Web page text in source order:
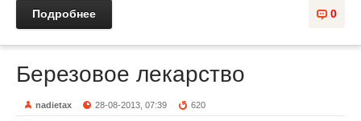
0
Подробнее
Березовое лекарство
nadietax 28-08-2013, 07:39 620